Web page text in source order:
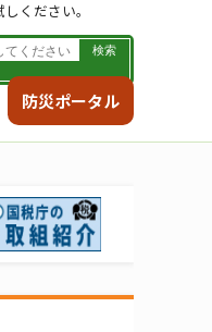
防災ポータル
ください。